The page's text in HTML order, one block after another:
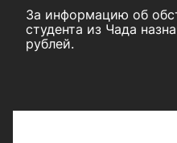
За информацию об
студента из Чада
рублей.